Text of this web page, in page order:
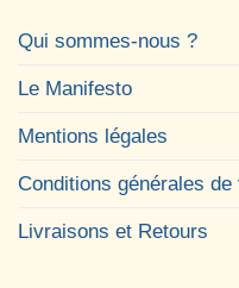
Qui sommes-nous ?
Le Manifesto
Mentions légales
Conditions générales de
Livraisons et Retours